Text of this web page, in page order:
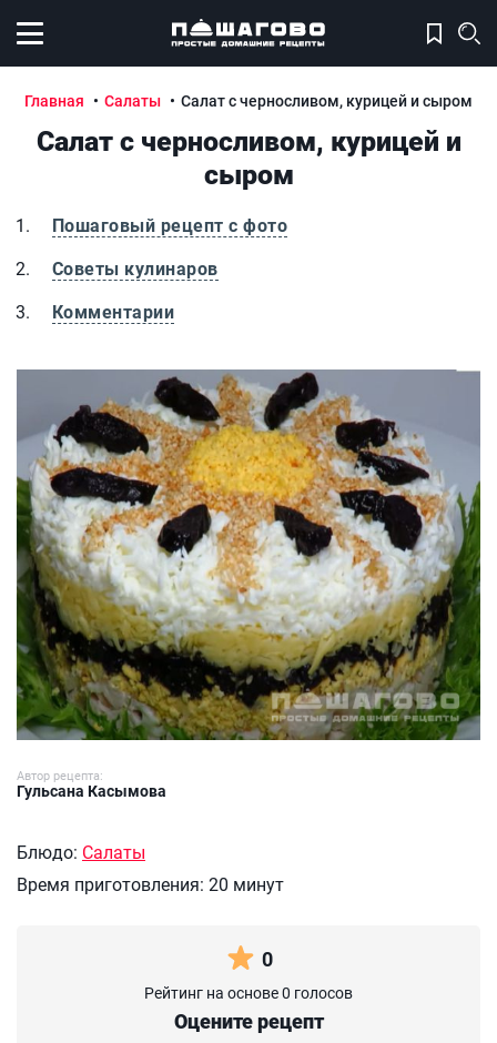
Открыть меню
Главная Салаты Салат с черносливом, курицей и сыром
Салат с черносливом, курицей и
сыром
Пошаговый рецепт с фото
Советы кулинаров
Комментарии
Салат с черносливом, курицей и сыром
Автор рецепта:
Гульсана Касымова
Блюдо: Салаты
Время приготовления: 20 минут
0
Рейтинг на основе 0 голосов
Оцените рецепт